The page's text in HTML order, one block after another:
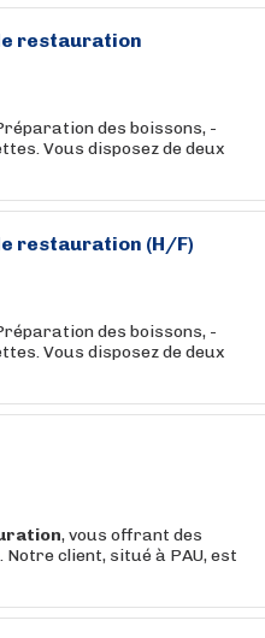
restauration
des boissons, -
Vous disposez de deux
restauration (H/F)
des boissons, -
Vous disposez de deux
, vous offrant des
client, situé à PAU, est